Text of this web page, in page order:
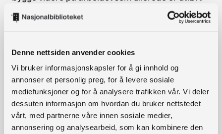
Denne nettsiden anvender cookies
Vi bruker informasjonskapsler for å gi innhold og
annonser et personlig preg, for å levere sosiale
mediefunksjoner og for å analysere trafikken vår. Vi deler
dessuten informasjon om hvordan du bruker nettstedet
vårt, med partnerne våre innen sosiale medier,
annonsering og analysearbeid, som kan kombinere den
ved dette biblioteket.
UiO, UiB, NTNU og UiT Norges arktiske universitet
å vurdere kost/nytte-verdien av et slikt nytt
format. En RDF-representasjon er et tidsriktig
utvekslingsformat som kan bidra til at
bibliotekene kan tilby bedre tjenester.